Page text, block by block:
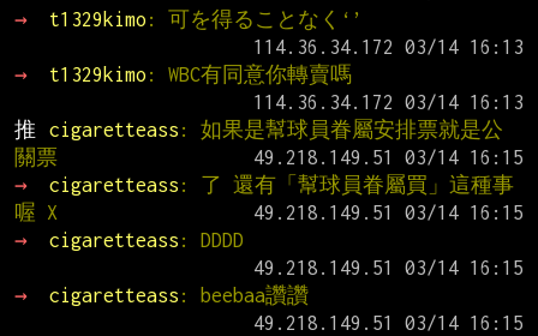
→
t1329kimo : 可を得ることなく‘’
→
t1329kimo : WBC有同意你轉賣嗎
推
cigaretteass : 如果是幫球員眷屬安排票就是公
關票
→
cigaretteass : 了 還有「幫球員眷屬買」這種事
喔 X
→
cigaretteass : DDDD
→
cigaretteass : beebaa讚讚